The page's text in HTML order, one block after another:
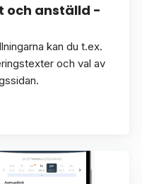
och anställd -
kan du t.ex.
och val av